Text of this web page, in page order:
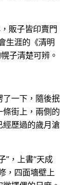
販子皆印賣門
生涯的《清明
子清楚可辨。
了一下，隨後抿
條街上，兩側的
經歷過的歲月滄
”，上書“天成
，四面墻壁上